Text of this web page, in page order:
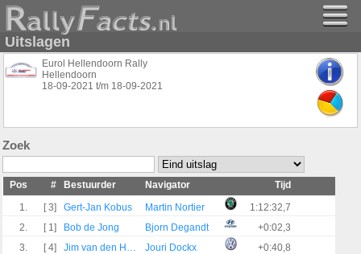
Uitslagen
Eurol Hellendoorn Rally
Hellendoorn
18-09-2021 t/m 18-09-2021
Zoek
Pos # Bestuurder Navigator
Tijd
1.
[ 3] Gert-Jan Kobus Martin Nortier
1:12:32,7
2.
[ 1] Bob de Jong Bjorn Degandt
+0:02,3
3.
[ 4] Jim van den Heuvel Jouri Dockx
+0:40,8